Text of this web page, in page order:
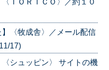
】〈牧成舎〉／メール配信
17)
〈シュッピン〉 サイトの機